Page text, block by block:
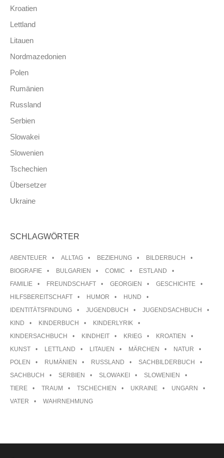
Kroatien
Lettland
Litauen
Nordmazedonien
Polen
Rumänien
Russland
Serbien
Slowakei
Slowenien
Tschechien
Übersetzer
Ukraine
SCHLAGWÖRTER
ABENTEUER ALLTAG BEZIEHUNG
BILDERBUCH
BIOGRAFIE
BULGARIEN COMIC
ESTLAND
FAMILIE
FREUNDSCHAFT GEORGIEN
GESCHICHTE
HILFSBEREITSCHAFT
HUMOR
HUND
IDENTITÄTSFINDUNG
JUGENDBUCH
JUGENDSACHBUCH
KIND
KINDERBUCH
KINDERLYRIK
KINDERSACHBUCH
KINDHEIT KRIEG
KROATIEN
KUNST
LETTLAND LITAUEN MÄRCHEN
NATUR
POLEN
RUMÄNIEN RUSSLAND
SACHBILDERBUCH
SACHBUCH
SERBIEN SLOWAKEI
SLOWENIEN
TIERE
TRAUM TSCHECHIEN UKRAINE
UNGARN
VATER
WAHRNEHMUNG